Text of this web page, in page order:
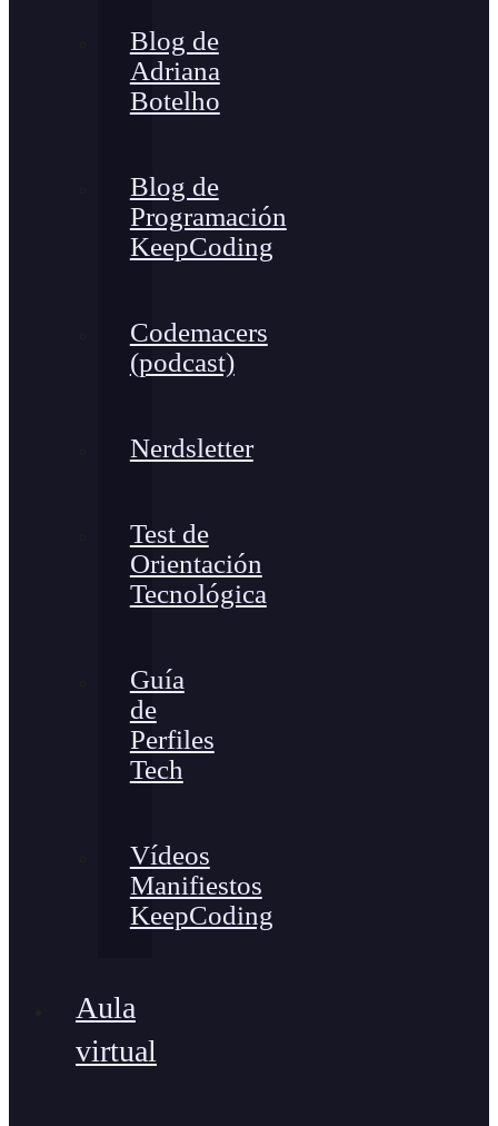
Blog de
Adriana
Botelho
Blog de
Programación
KeepCoding
Codemacers
(podcast)
Nerdsletter
Test de
Orientación
Tecnológica
Guía
de
Perfiles
Tech
Vídeos
Manifiestos
KeepCoding
Aula
virtual